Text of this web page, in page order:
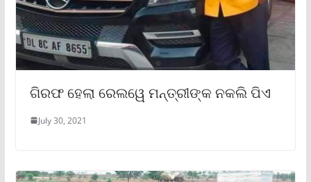
ଗିରଫ ହେଲା ରେଲୱେ ମନ୍ତ୍ରୀଙ୍କ ନକଲି ପିଏ
July 30, 2021